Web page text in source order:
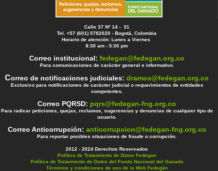
Calle 37 Nº 14 - 31
Tel. +57 (601) 5782020 - Bogotá, Colombia
Horario de atención: Lunes a Viernes
8:30 am - 5:30 pm
Correo institucional:fedegan@fedegan.org.co
Para comunicaciones de carácter general e informativo.
Correo de notificaciones judiciales:dramos@fedegan.org.co
Exclusivo para notificaciones de carácter judicial o requerimientos de entidades
competentes.
Correo PQRSD: pqrs@fedegan-fng.org.co
Para radicar peticiones, quejas, reclamos, sugerencias y denuncias de cualquier tipo de
usuario.
Correo Anticorrupción: anticorrupcion@fedegan-fng.org.co
Para reportar posibles situaciones de fraude o corrupción.
2012 - 2024 Derechos Reservados
Política de Tratamiento de Datos Fedegan
Política de Tratamiento de Datos del Fondo Nacional del Ganado
Términos y condiciones de uso de la Web Fedegán